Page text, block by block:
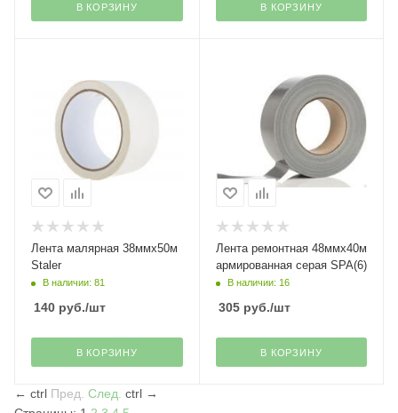
В КОРЗИНУ В КОРЗИНУ
Лента малярная 38ммх50м
Staler
В наличии: 81
140 руб./шт
В КОРЗИНУ
Лента ремонтная 48ммх40м
армированная серая SPA(6)
В наличии: 16
305руб./шт
В КОРЗИНУ
← ctrl Пред. След. ctrl →